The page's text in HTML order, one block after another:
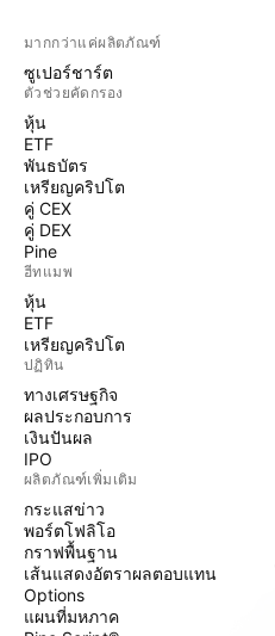
มากกว่าแค่ผลิตภัณฑ์
ซูเปอร์ชาร์ต
ตัวช่วยคัดกรอง
หุ้น
ETF
พันธบัตร
เหรียญคริปโต
คู่ CEX
คู่ DEX
Pine
ฮีทแมพ
หุ้น
ETF
เหรียญคริปโต
ปฏิทิน
ทางเศรษฐกิจ
ผลประกอบการ
เงินปันผล
IPO
ผลิตภัณฑ์เพิ่มเติม
กระแสข่าว
พอร์ตโฟลิโอ
กราฟพื้นฐาน
เส้นแสดงอัตราผลตอบแทน
Options
แผนที่มหภาค